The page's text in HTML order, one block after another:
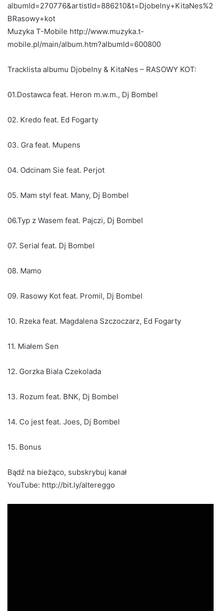
albumId=270776&artistId=886210&t=Djobelny+KitaNes%2
BRasowy+kot
Muzyka T-Mobile http://www.muzyka.t-
mobile.pl/main/album.htm?albumId=600800
Tracklista albumu Djobelny & KitaNes – RASOWY KOT:
01.Dostawca feat. Heron m.w.m., Dj Bombel
02. Kredo feat. Ed Fogarty
03. Gra feat. Mupens
04. Odcinam Sie feat. Perjot
05. Mam styl feat. Many, Dj Bombel
06.Typ z Wasem feat. Pajczi, Dj Bombel
07. Serial feat. Dj Bombel
08. Mamo
09. Rasowy Kot feat. Promil, Dj Bombel
10. Rzeka feat. Magdalena Szczoczarz, Ed Fogarty
11. Miałem Sen
12. Gorzka Biala Czekolada
13. Rozum feat. BNK, Dj Bombel
14. Co jest feat. Joes, Dj Bombel
15. Bonus
Bądź na bieżąco, subskrybuj kanał
YouTube: http://bit.ly/altereggo